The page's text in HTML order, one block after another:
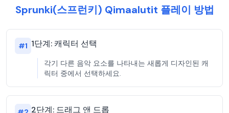
Sprunki(스프런키) Qimaalutit 플레이 방법
#1 1단계: 캐릭터 선택
각기 다른 음악 요소를 나타내는 새롭게 디자인된 캐
릭터 중에서 선택하세요.
2단계: 드래그 앤 드롭